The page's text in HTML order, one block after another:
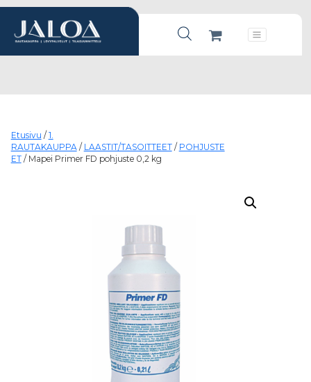
Products search
Päävalikko
Etusivu / 1.
RAUTAKAUPPA/ LAASTIT/TASOITTEET/ POHJUSTE
ET/ Mapei Primer FD pohjuste 0,2 kg